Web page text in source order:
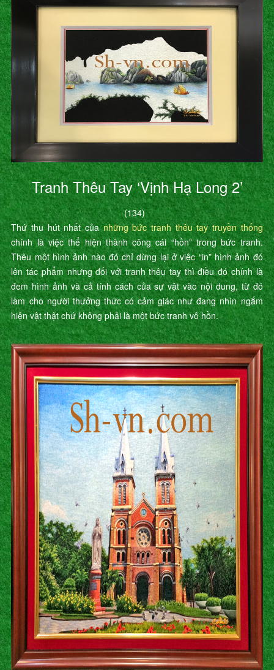
Tranh Thêu Tay ‘Vịnh Hạ Long 2’
(134)
Thứ thu hút nhất củanhững bức tranh thêu tay truyền thống
chính là việc thể hiện thành công cái “hồn” trong bức tranh.
Thêu một hình ảnh nào đó chỉ dừng lại ở việc “in” hình ảnh đó
lên tác phẩm nhưng đối với tranh thêu tay thì điều đó chính là
đem hình ảnh và cả tính cách của sự vật vào nội dung, từ đó
làm cho người thưởng thức có cảm giác như đang nhìn ngắm
hiện vật thật chứ không phải là một bức tranh vô hồn.